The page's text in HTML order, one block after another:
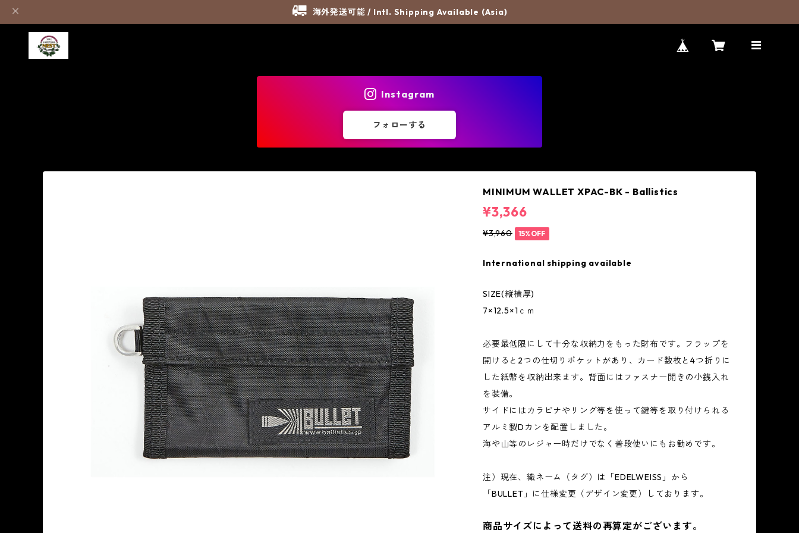
海外発送可能 / Intl. Shipping Available (Asia)
Instagram
フォローする
MINIMUM WALLET XPAC-BK - Ballistics
¥3,366
¥3,960 15%OFF
International shipping available
SIZE(縦横厚)
7×12.5×1ｃｍ
必要最低限にして十分な収納力をもった財布です。フラップを
開けると2つの仕切りポケットがあり、カード数枚と4つ折りに
した紙幣を収納出来ます。背面にはファスナー開きの小銭入れ
を装備。
サイドにはカラビナやリング等を使って鍵等を取り付けられる
アルミ製Dカンを配置しました。
海や山等のレジャー時だけでなく普段使いにもお勧めです。
注）現在、織ネーム（タグ）は「EDELWEISS」から
「BULLET」に仕様変更（デザイン変更）しております。
商品サイズによって送料の再算定がございます。